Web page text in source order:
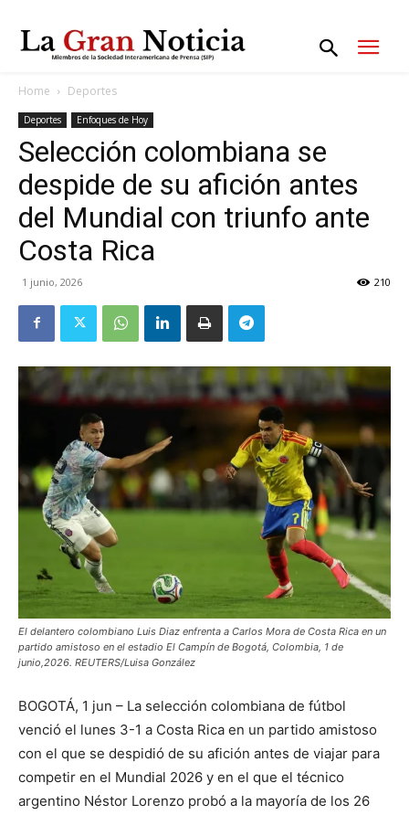
Home Deportes
Deportes Enfoques de Hoy
Selección colombiana se
despide de su afición antes
del Mundial con triunfo ante
Costa Rica
1 junio, 2026 210
El delantero colombiano Luis Diaz enfrenta a Carlos Mora de Costa Rica en un
partido amistoso en el estadio El Campín de Bogotá, Colombia, 1 de
junio,2026. REUTERS/Luisa González
BOGOTÁ, 1 jun – La selección colombiana de fútbol
venció el lunes 3-1 a Costa Rica en un partido amistoso
con el que se despidió de su afición antes de viajar para
competir ‌en el Mundial 2026 y en el que el técnico
argentino Néstor Lorenzo probó a la mayoría de los ‌26